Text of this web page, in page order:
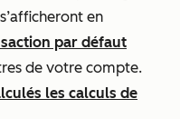
s’afficheront en
par défaut
de votre compte.
les calculs de